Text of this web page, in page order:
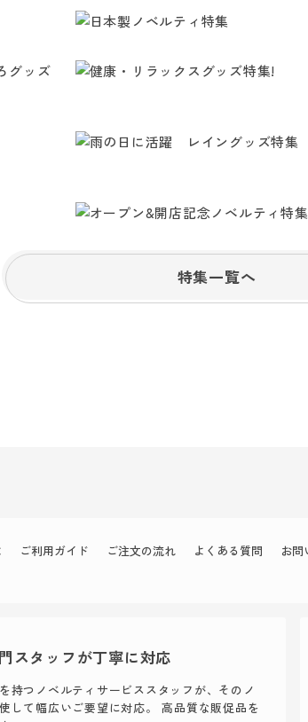
特集一覧へ
ご利用ガイド ご注文の流れ よくある質問 お問
スタッフが丁寧に対応
持つノベルティサービススタッフが、そのノ
して幅広いご要望に対応。 高品質な販促品を